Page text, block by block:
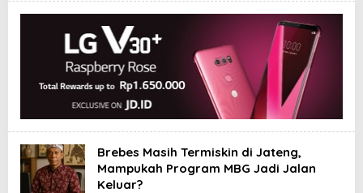
Brebes Masih Termiskin di Jateng,
Mampukah Program MBG Jadi Jalan
Keluar?